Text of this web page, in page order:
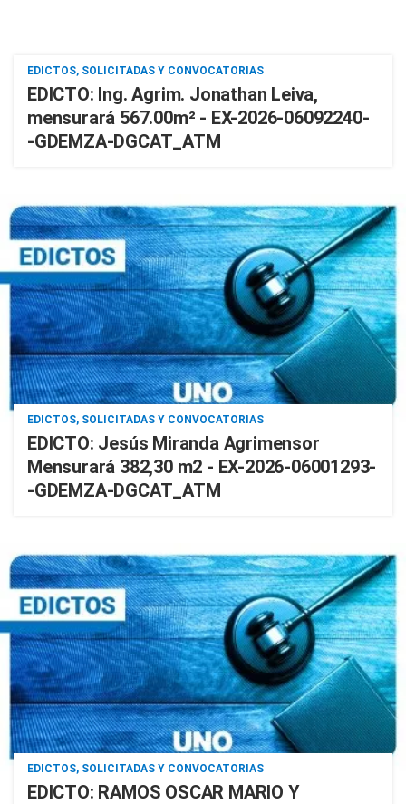
EDICTOS, SOLICITADAS Y CONVOCATORIAS
EDICTO: Ing. Agrim. Jonathan Leiva,
mensurará 567.00m² - EX-2026-06092240-
-GDEMZA-DGCAT_ATM
EDICTOS, SOLICITADAS Y CONVOCATORIAS
EDICTO: Jesús Miranda Agrimensor
Mensurará 382,30 m2 - EX-2026-06001293-
-GDEMZA-DGCAT_ATM
EDICTOS, SOLICITADAS Y CONVOCATORIAS
EDICTO: RAMOS OSCAR MARIO Y